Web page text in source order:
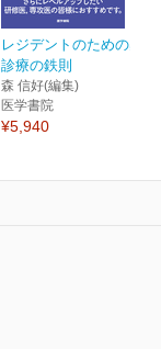
レジデントのための感染
診療の鉄則
森 信好(編集)
医学書院
¥5,940